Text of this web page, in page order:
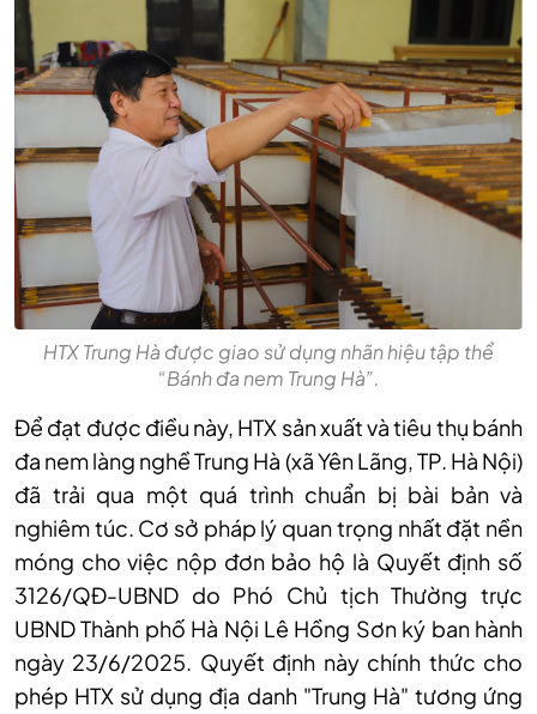
HTX Trung Hà được giao sử dụng nhãn hiệu tập thể
“Bánh đa nem Trung Hà”.
Để đạt được điều này, HTX sản xuất và tiêu thụ bánh
đa nem làng nghề Trung Hà (xã Yên Lãng, TP. Hà Nội)
đã trải qua một quá trình chuẩn bị bài bản và
nghiêm túc. Cơ sở pháp lý quan trọng nhất đặt nền
móng cho việc nộp đơn bảo hộ là Quyết định số
3126/QĐ-UBND do Phó Chủ tịch Thường trực
UBND Thành phố Hà Nội Lê Hồng Sơn ký ban hành
ngày 23/6/2025. Quyết định này chính thức cho
phép HTX sử dụng địa danh "Trung Hà" tương ứng